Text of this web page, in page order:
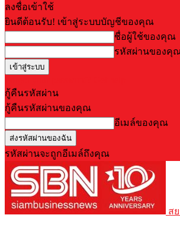
ลงชื่อเข้าใช้
ยินดีต้อนรับ! เข้าสู่ระบบบัญชีของคุณ
ชื่อผู้ใช้ของคุณ
รหัสผ่านของคุ
กู้คืนรหัสผ่าน
กู้คืนรหัสผ่านของคุณ
อีเมล์ของคุณ
รหัสผ่านจะถูกอีเมล์ถึงคุณ
ส